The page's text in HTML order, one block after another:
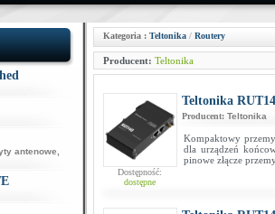
antenowe
Kategoria : Teltonika/ Routery
Producent: Teltonika
Dostępność:
dostępne
Teltonika
Producent: Teltonika
Kompaktowy
dla urządzeń
pinowe złącze